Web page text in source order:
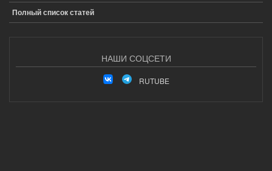
Полный список статей
НАШИ СОЦСЕТИ
RUTUBE